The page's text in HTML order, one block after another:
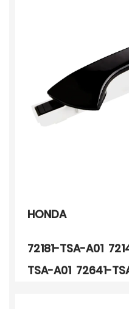
HONDA
72181-TSA-A01
TSA-A01 72641-